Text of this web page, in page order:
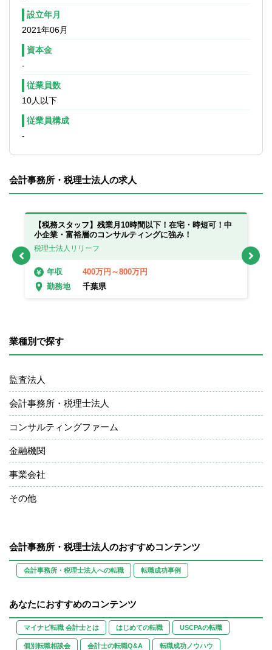
■従業員が長く安心して働ける環境づくり
【在宅勤務制度】
制度あり、相談可
【使用ソフト】
freee・マネーフォワード
設立年月
2021年06月
資本金
-
従業員数
10人以下
従業員構成
-
会計事務所・税理士法人の求人
【税務スタッフ】残業月10時間以下！在宅・時短可！中
小企業・富裕層のコンサルティングに強み！
税理士法人リリーフ
年収
400万円～800万円
勤務地
千葉県
業種別で探す
監査法人
会計事務所・税理士法人
コンサルティングファーム
金融機関
事業会社
その他
会計事務所・税理士法人のおすすめコンテンツ
会計事務所・税理士法人への転職 転職成功事例
あなたにおすすめのコンテンツ
マイナビ転職 会計士とは はじめての転職 USCPAの転職
個別転職相談会 会計士の転職Q&A 転職成功ノウハウ